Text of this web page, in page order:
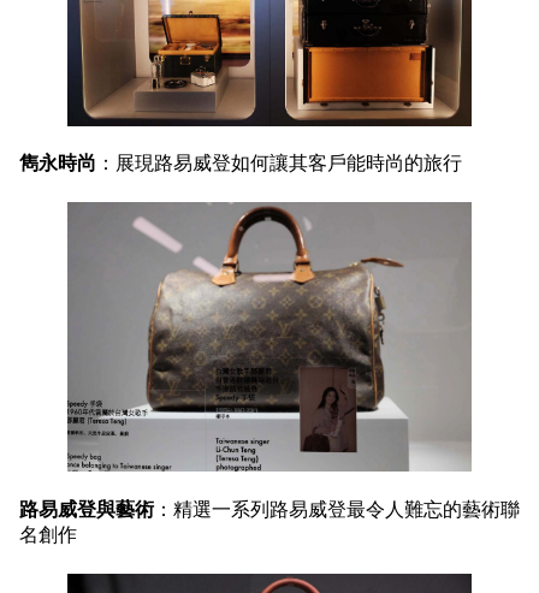
雋永時尚 ：展現路易威登如何讓其客戶能時尚的旅行
路易威登與藝術：精選一系列路易威登最令人難忘的藝術聯
名創作